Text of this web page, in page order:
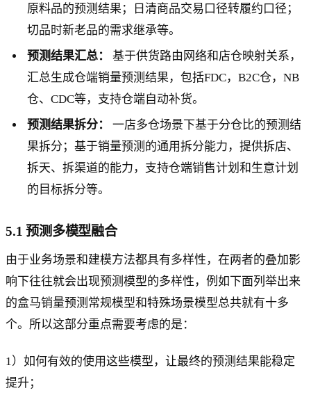
原料品的预测结果；日清商品交易口径转履约口径；
切品时新老品的需求继承等。
预测结果汇总：
基于供货路由网络和店仓映射关系，
汇总生成仓端销量预测结果，包括FDC，B2C仓，NB
仓、CDC等，支持仓端自动补货。
预测结果拆分：
一店多仓场景下基于分仓比的预测结
果拆分；基于销量预测的通用拆分能力，提供拆店、
拆天、拆渠道的能力，支持仓端销售计划和生意计划
的目标拆分等。
5.1 预测多模型融合
由于业务场景和建模方法都具有多样性，在两者的叠加影
响下往往就会出现预测模型的多样性，例如下面列举出来
的盒马销量预测常规模型和特殊场景模型总共就有十多
个。所以这部分重点需要考虑的是：
1）如何有效的使用这些模型，让最终的预测结果能稳定
提升；